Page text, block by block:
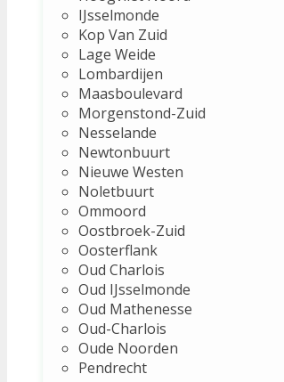
IJsselmonde
Kop Van Zuid
Lage Weide
Lombardijen
Maasboulevard
Morgenstond-Zuid
Nesselande
Newtonbuurt
Nieuwe Westen
Noletbuurt
Ommoord
Oostbroek-Zuid
Oosterflank
Oud Charlois
Oud IJsselmonde
Oud Mathenesse
Oud-Charlois
Oude Noorden
Pendrecht